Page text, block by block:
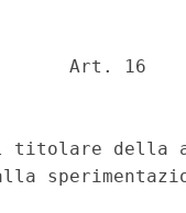
Art. 16
titolare della